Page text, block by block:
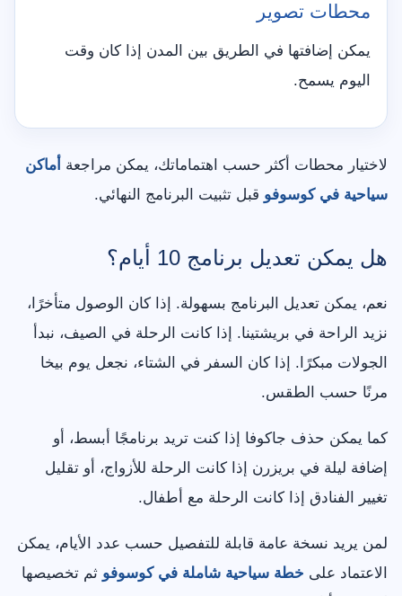
محطات تصوير
يمكن إضافتها في الطريق بين المدن إذا كان وقت
اليوم يسمح.
لاختيار محطات أكثر حسب اهتماماتك، يمكن مراجعة أماكن
سياحية في كوسوفو قبل تثبيت البرنامج النهائي.
هل يمكن تعديل برنامج 10 أيام؟
نعم، يمكن تعديل البرنامج بسهولة. إذا كان الوصول متأخرًا،
نزيد الراحة في بريشتينا. إذا كانت الرحلة في الصيف، نبدأ
الجولات مبكرًا. إذا كان السفر في الشتاء، نجعل يوم بيخا
مرنًا حسب الطقس.
كما يمكن حذف جاكوفا إذا كنت تريد برنامجًا أبسط، أو
إضافة ليلة في بريزرن إذا كانت الرحلة للأزواج، أو تقليل
تغيير الفنادق إذا كانت الرحلة مع أطفال.
لمن يريد نسخة عامة قابلة للتفصيل حسب عدد الأيام، يمكن
الاعتماد على خطة سياحية شاملة في كوسوفو ثم تخصيصها